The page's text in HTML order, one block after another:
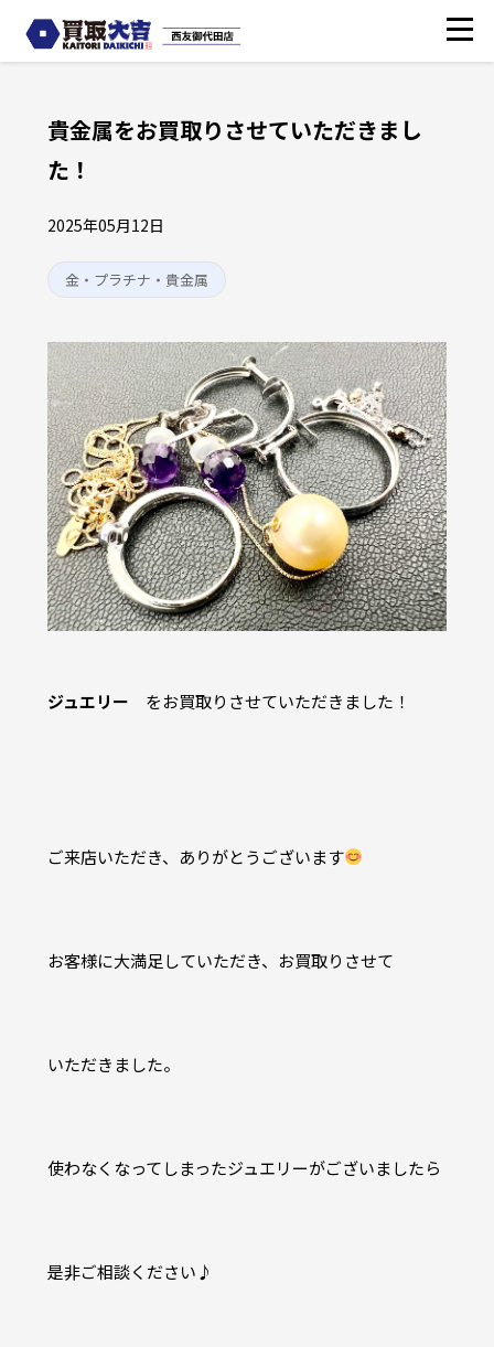
貴金属をお買取りさせていただきまし
た！
2025年05月12日
金・プラチナ・貴金属
ジュエリー をお買取りさせていただきました！
ご来店いただき、ありがとうございます
お客様に大満足していただき、お買取りさせて
いただきました。
使わなくなってしまったジュエリーがございましたら
是非ご相談ください♪